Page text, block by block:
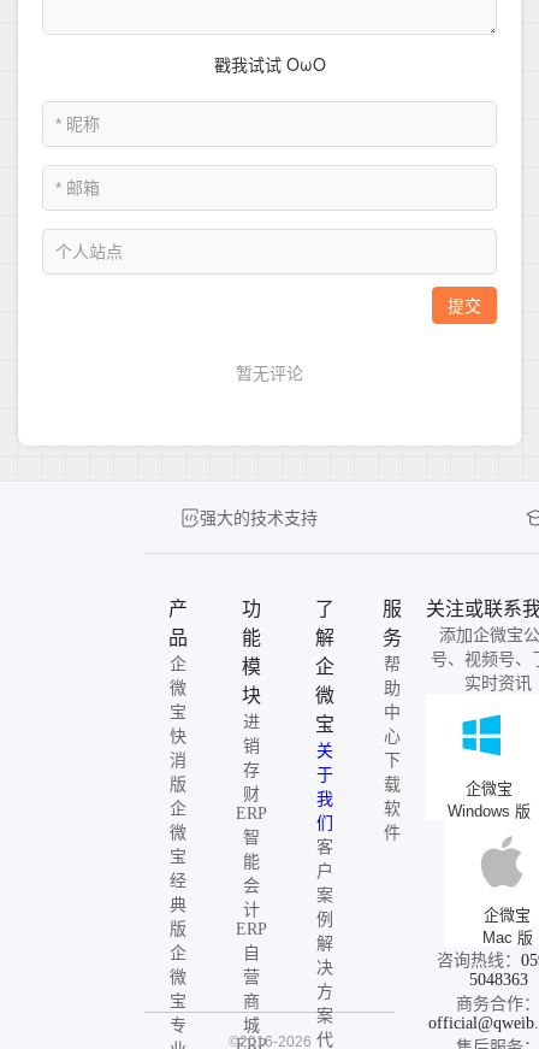
强大的技术支持
产
品
企
微
宝
快
消
版
企
微
宝
经
典
版
企
微
宝
专
功
能
模
块
进
销
存
财
ERP
智
能
会
计
ERP
自
营
商
城
ERP
了
解
企
微
宝
关
于
我
们
客
户
案
例
解
决
方
案
代
服
务
帮
助
中
心
下
载
软
件
关注或联系
添加企微宝
号、视频号、
实时资讯
企微宝
Windows 版
企微宝
Mac 版
咨询热线：
5048363
商务合作：
©2016-2026